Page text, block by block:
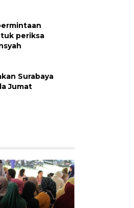
periksa
Surabaya
Jumat